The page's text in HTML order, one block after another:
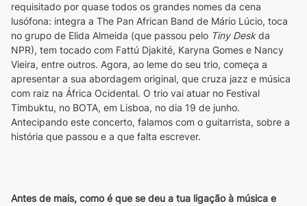
requisitado por quase todos os grandes nomes da cena
lusófona: integra a The Pan African Band de Mário Lúcio, toca
no grupo de Elida Almeida (que passou pelo Tiny Desk da
NPR), tem tocado com Fattú Djakité, Karyna Gomes e Nancy
Vieira, entre outros. Agora, ao leme do seu trio, começa a
apresentar a sua abordagem original, que cruza jazz e música
com raiz na África Ocidental. O trio vai atuar no Festival
Timbuktu, no BOTA, em Lisboa, no dia 19 de junho.
Antecipando este concerto, falamos com o guitarrista, sobre a
história que passou e a que falta escrever.
Antes de mais, como é que se deu a tua ligação à música e